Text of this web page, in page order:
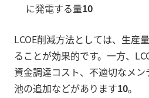
に発電する量10
LCOE削減方法としては、生産
ることが効果的です。一方、
資金調達コスト、不適切なメ
池の追加などがあります10。